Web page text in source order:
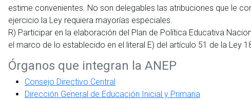
estime convenientes. No son delegables las atribuciones que le
ejercicio la Ley requiera mayorías especiales.
R) Participar en la elaboración del Plan de Política Educativa
el marco de lo establecido en el literal E) del artículo 51 de la Ley
Órganos que integran la ANEP
Consejo Directivo Central
Dirección General de Educación Inicial y Primaria